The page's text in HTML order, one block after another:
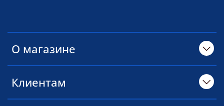
О магазине
Клиентам